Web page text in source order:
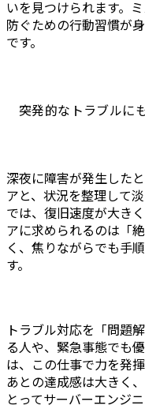
いを見つけられます。
防ぐための行動習慣が
です。
突発的なトラブルに
深夜に障害が発生した
アと、状況を整理して
では、復旧速度が大き
アに求められるのは「
く、焦りながらでも手
す。
トラブル対応を「問題
る人や、緊急事態でも
は、この仕事で力を発
あとの達成感は大きく
とってサーバーエンジ